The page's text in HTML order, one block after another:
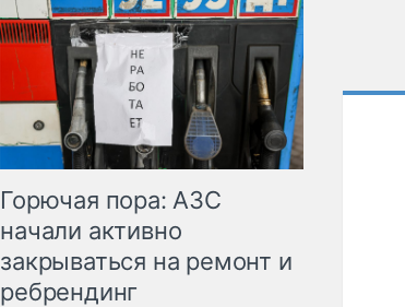
Горючая пора: АЗС
начали активно
закрываться на ремонт и
ребрендинг